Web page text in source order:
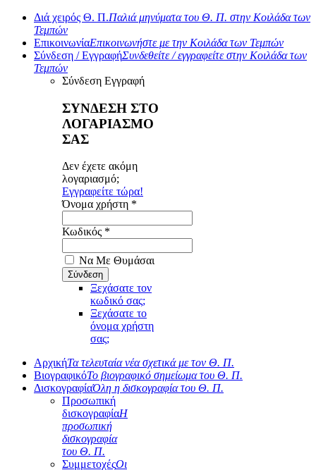
Διά χειρός Θ. Π.Παλιά μηνύματα του Θ. Π. στην Κοιλάδα των
Τεμπών
ΕπικοινωνίαΕπικοινωνήστε με την Κοιλάδα των Τεμπών
Σύνδεση / ΕγγραφήΣυνδεθείτε / εγγραφείτε στην Κοιλάδα των
Τεμπών
Σύνδεση Εγγραφή
ΣΥΝΔΕΣΗ ΣΤΟ
ΛΟΓΑΡΙΑΣΜΟ
ΣΑΣ
Δεν έχετε ακόμη
λογαριασμό;
Εγγραφείτε τώρα!
Όνομα χρήστη *
Κωδικός *
Να Με Θυμάσαι
Ξεχάσατε τον
κωδικό σας;
Ξεχάσατε το
όνομα χρήστη
σας;
ΑρχικήΤα τελευταία νέα σχετικά με τον Θ. Π.
ΒιογραφικόΤο βιογραφικό σημείωμα του Θ. Π.
ΔισκογραφίαΌλη η δισκογραφία του Θ. Π.
Προσωπική
δισκογραφίαΗ
προσωπική
δισκογραφία
του Θ. Π.
ΣυμμετοχέςΟι